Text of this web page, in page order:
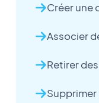
Créer une
Associer
Retirer